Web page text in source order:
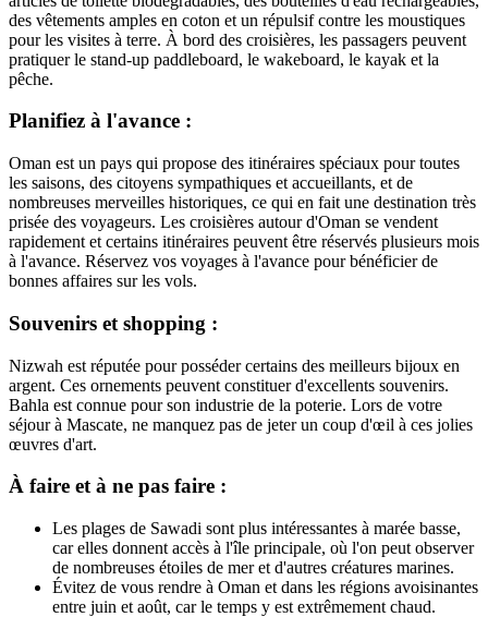
des vêtements amples en coton et un répulsif contre les moustiques
pour les visites à terre. À bord des croisières, les passagers peuvent
pratiquer le stand-up paddleboard, le wakeboard, le kayak et la
pêche.
Planifiez à l'avance :
Oman est un pays qui propose des itinéraires spéciaux pour toutes
les saisons, des citoyens sympathiques et accueillants, et de
nombreuses merveilles historiques, ce qui en fait une destination très
prisée des voyageurs. Les croisières autour d'Oman se vendent
rapidement et certains itinéraires peuvent être réservés plusieurs mois
à l'avance. Réservez vos voyages à l'avance pour bénéficier de
bonnes affaires sur les vols.
Souvenirs et shopping :
Nizwah est réputée pour posséder certains des meilleurs bijoux en
argent. Ces ornements peuvent constituer d'excellents souvenirs.
Bahla est connue pour son industrie de la poterie. Lors de votre
séjour à Mascate, ne manquez pas de jeter un coup d'œil à ces jolies
œuvres d'art.
À faire et à ne pas faire :
Les plages de Sawadi sont plus intéressantes à marée basse,
car elles donnent accès à l'île principale, où l'on peut observer
de nombreuses étoiles de mer et d'autres créatures marines.
Évitez de vous rendre à Oman et dans les régions avoisinantes
entre juin et août, car le temps y est extrêmement chaud.